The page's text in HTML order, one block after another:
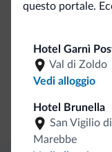
Servizi generali
Business
Sala congressi
questo portale.
Hotel Garnì
Val di Zoldo
Vedi alloggio
Hotel Brunella
San Vigilio di
Marebbe